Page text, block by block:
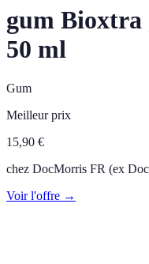
gum Bioxtra
50 ml
Gum
Meilleur prix
15,90 €
chez DocMorris FR (ex
Voir l'offre →